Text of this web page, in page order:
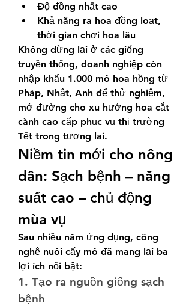
Độ đồng nhất cao
Khả năng ra hoa đồng loạt,
thời gian chơi hoa lâu
Không dừng lại ở các giống
truyền thống, doanh nghiệp còn
nhập khẩu 1.000 mô hoa hồng từ
Pháp, Nhật, Anh để thử nghiệm,
mở đường cho xu hướng hoa cắt
cành cao cấp phục vụ thị trường
Tết trong tương lai.
Niềm tin mới cho nông
dân: Sạch bệnh – năng
suất cao – chủ động
mùa vụ
Sau nhiều năm ứng dụng, công
nghệ nuôi cấy mô đã mang lại ba
lợi ích nổi bật:
1. Tạo ra nguồn giống sạch
bệnh